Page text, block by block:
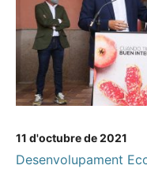
11 d'octubre de 2021
Desenvolupament